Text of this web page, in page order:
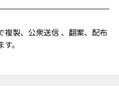
複製、公衆送信 、翻案、配布
。